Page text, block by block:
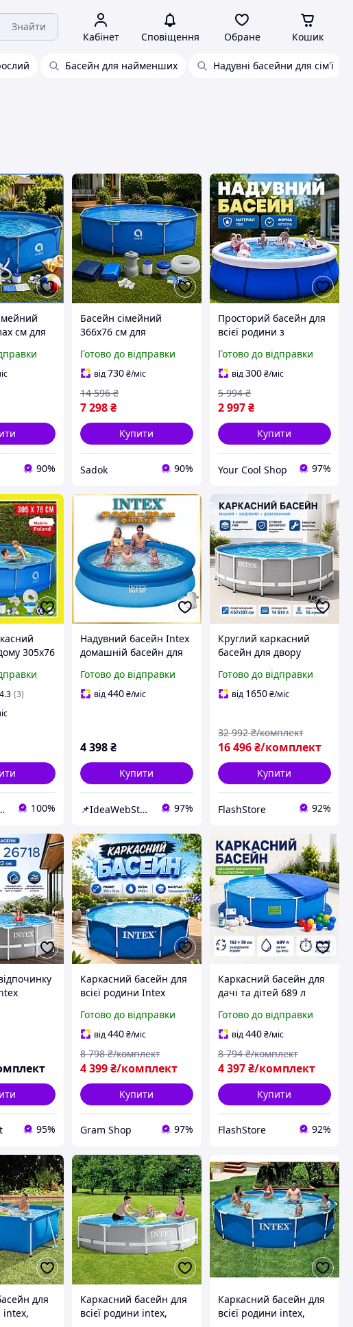
Знайти
Кабінет Сповіщення Обране Кошик
Басейн для найменших Надувні басейни для сім'ї
см для
для
90%
Басейн сімейний
366x76 см для
КАРКАС + ПОДАРУНОК
НАСОС, круглий
каркасний басейн для
всієї родини для дачі
Готово до відправки
від730 ₴/міс
7 298 ₴
14 596 ₴
Купити
Sadok 90%
Просторий басейн для
всієї родини з
244 × 63 см для
освіжного відпочинку,
купання та водних
розваг
Готово до відправки
від300₴/міс
2 997₴
5 994 ₴
Купити
Your Cool Shop 97%
305х76
Великий
4.3 (3)
КОМФОРТУ 100%
Надувний басейн Intex
домашній басейн для
зручний басейн для
всієї родини 305 х 76
Готово до відправки
від440 ₴/міс
4 398 ₴
Купити
📌IdeaWebStor інтернет-магазин товарів для спорту 97%
Круглий каркасний
басейн для двору
басейни 15 стояків
Басейн для всієї
Готово до відправки
від 1650₴/міс
16 496₴/комплект
32 992 ₴/комплект
Купити
FlashStore 92%
× 122
95%
Каркасний басейн для
всієї родини Intex
каркасний басейн 4485
л Басейн для
305 x 76 cм
Готово до відправки
від440 ₴/міс
4 399 ₴/комплект
8 798 ₴/комплект
Купити
Gram Shop 97%
Каркасний басейн для
дачі та дітей 689 л
Басейн для всієї
родини Синій
басейн
Готово до відправки
від440₴/міс
4 397₴/комплект
8 794 ₴/комплект
Купити
FlashStore 92%
для
intex,
Каркасний басейн для
всієї родини intex,
Каркасний басейн для
всієї родини intex,